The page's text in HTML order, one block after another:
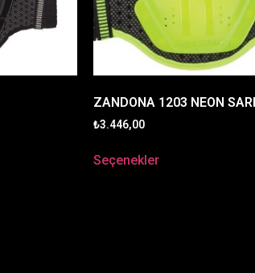
ZANDONA 1203 NEON
₺3.446,00
Seçenekler